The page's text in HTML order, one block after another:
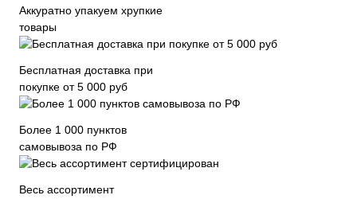
Аккуратно упакуем хрупкие
товары
Бесплатная доставка при
покупке от 5 000 руб
Более 1 000 пунктов
самовывоза по РФ
Весь ассортимент